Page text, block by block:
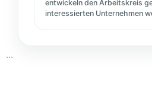
entwickeln den Arbeitskreis
interessierten Unternehmen
```